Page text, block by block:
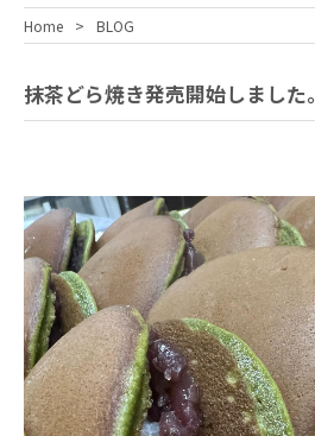
Home BLOG
抹茶どら焼き発売開始しました。